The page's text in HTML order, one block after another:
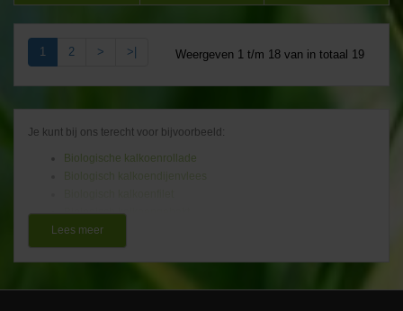
1 2 > >| Weergeven 1 t/m 18 van in totaal 19
Je kunt bij ons terecht voor bijvoorbeeld:
Biologische kalkoenrollade
Biologisch kalkoendijenvlees
Biologisch kalkoengehakt
Biologische kipdrumsticks
Biologisch kipfilet
Biologische kiprollade
Lees meer